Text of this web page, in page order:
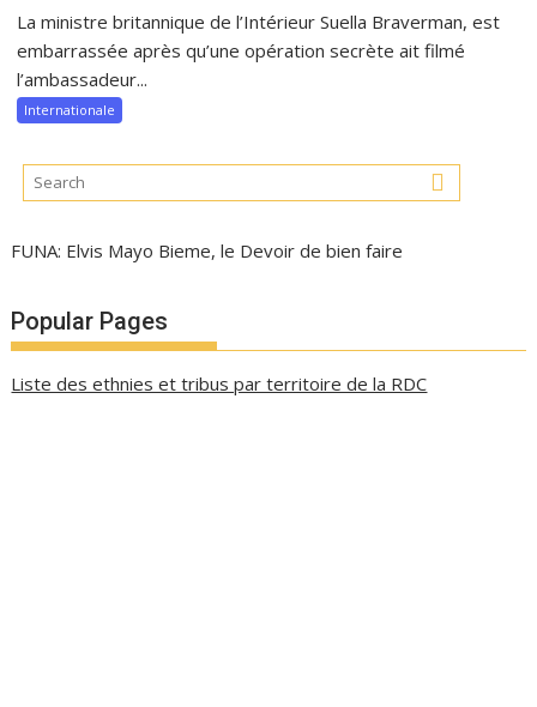
La ministre britannique de l’Intérieur Suella Braverman, est
embarrassée après qu’une opération secrète ait filmé
l’ambassadeur...
Internationale
FUNA: Elvis Mayo Bieme, le Devoir de bien faire
Popular Pages
Liste des ethnies et tribus par territoire de la RDC